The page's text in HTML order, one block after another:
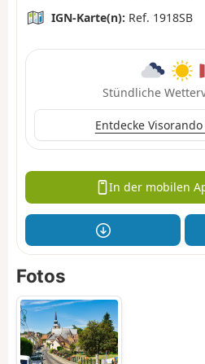
IGN-Karte(n): Ref. 1918SB
Stündliche
Entdecke
In der mobilen
Fotos